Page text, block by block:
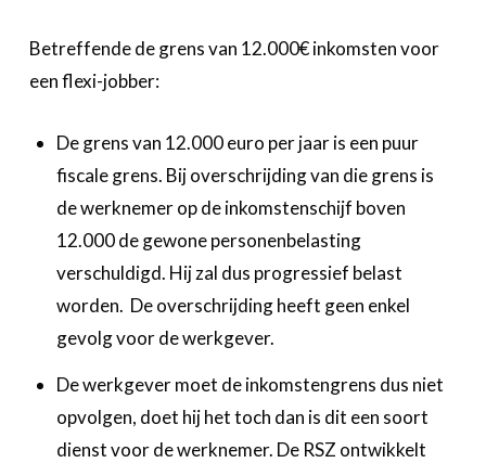
Betreffende de grens van 12.000€ inkomsten voor
een flexi-jobber:
De grens van 12.000 euro per jaar is een puur
fiscale grens. Bij overschrijding van die grens is
de werknemer op de inkomstenschijf boven
12.000 de gewone personenbelasting
verschuldigd. Hij zal dus progressief belast
worden. De overschrijding heeft geen enkel
gevolg voor de werkgever.
De werkgever moet de inkomstengrens dus niet
opvolgen, doet hij het toch dan is dit een soort
dienst voor de werknemer. De RSZ ontwikkelt